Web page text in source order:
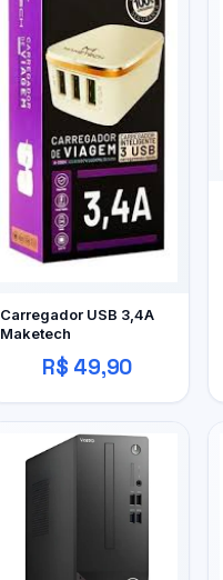
Carregador USB 3,4A
Maketech
R$ 49,90